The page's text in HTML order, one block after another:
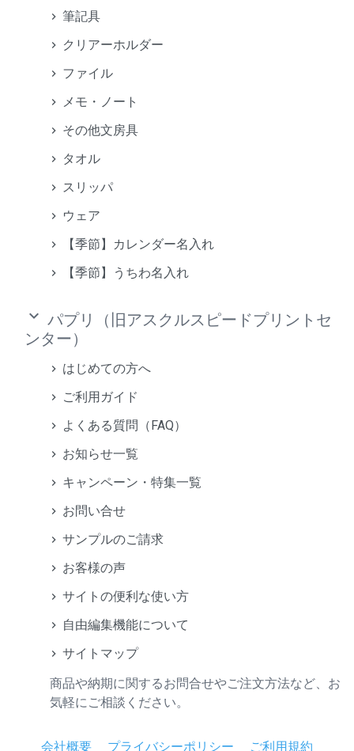
筆記具
クリアーホルダー
ファイル
メモ・ノート
その他文房具
タオル
スリッパ
ウェア
【季節】カレンダー名入れ
【季節】うちわ名入れ
keyboard_arrow_down パプリ（旧アスクルスピードプリントセ
ンター）
はじめての方へ
ご利用ガイド
よくある質問（FAQ）
お知らせ一覧
キャンペーン・特集一覧
お問い合せ
サンプルのご請求
お客様の声
サイトの便利な使い方
自由編集機能について
サイトマップ
商品や納期に関するお問合せやご注文方法など、お
気軽にご相談ください。
会社概要 プライバシーポリシー ご利用規約